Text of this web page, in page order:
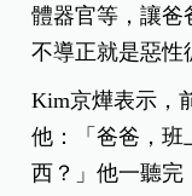
體器官等，讓爸
不導正就是惡性
Kim京燁表示，
他：「爸爸，
西？」他一聽完